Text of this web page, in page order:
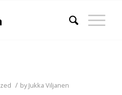
/ byJukka Viljanen